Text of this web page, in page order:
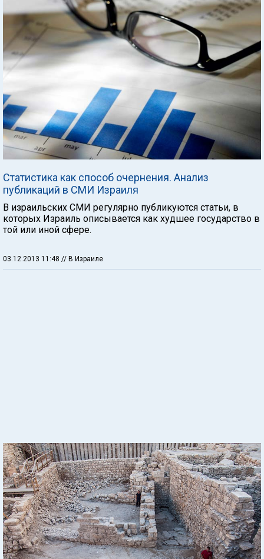
Статистика как способ очернения. Анализ
публикаций в СМИ Израиля
В израильских СМИ регулярно публикуются статьи, в
которых Израиль описывается как худшее государство в
той или иной сфере.
03.12.2013 11:48 // В Израиле